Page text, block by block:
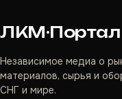
ЛКМ·Портал
Независимое медиа о
материалов, сырья и
СНГ и мире.